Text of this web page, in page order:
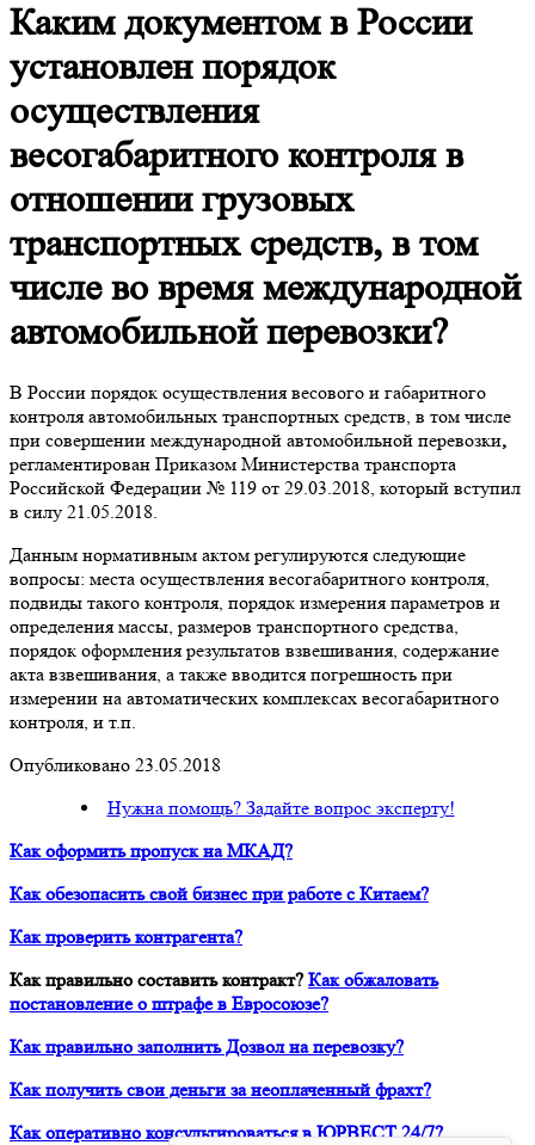
Каким документом в России
установлен порядок
осуществления
весогабаритного контроля в
отношении грузовых
транспортных средств, в том
числе во время международной
автомобильной перевозки?
В России порядок осуществления весового и габаритного
контроля автомобильных транспортных средств, в том числе
при совершении международной автомобильной перевозки,
регламентирован Приказом Министерства транспорта
Российской Федерации № 119 от 29.03.2018, который вступил
в силу 21.05.2018.
Данным нормативным актом регулируются следующие
вопросы: места осуществления весогабаритного контроля,
подвиды такого контроля, порядок измерения параметров и
определения массы, размеров транспортного средства,
порядок оформления результатов взвешивания, содержание
акта взвешивания, а также вводится погрешность при
измерении на автоматических комплексах весогабаритного
контроля, и т.п.
Опубликовано 23.05.2018
Нужна помощь? Задайте вопрос эксперту!
Как оформить пропуск на МКАД?
Как обезопасить свой бизнес при работе с Китаем?
Как проверить контрагента?
Как правильно составить контракт? Как обжаловать
постановление о штрафе в Евросоюзе?
Как правильно заполнить Дозвол на перевозку?
Как получить свои деньги за неоплаченный фрахт?
Как оперативно консультироваться в ЮРВЕСТ 24/7?